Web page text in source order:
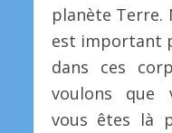
planète Terre.
est important
dans ces
voulons que
vous êtes là